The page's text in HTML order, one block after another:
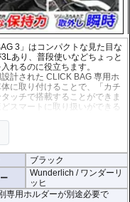
3」はコンパクトな見た目な
あり、普段使いなどちょっと
れるのに役立ちます。
計された CLICK BAG 専用ホ
に取り付けることで、「カチ
ッチで搭載することができま
スマートに取り扱いができる
施された耐久性が非常に高い生
ず、高速走行におけるバタつ
高い防水性能を有しておりま
)
ブラック
Wunderlich / ワンダーリ
ッヒ
専用ホルダーが別途必要で